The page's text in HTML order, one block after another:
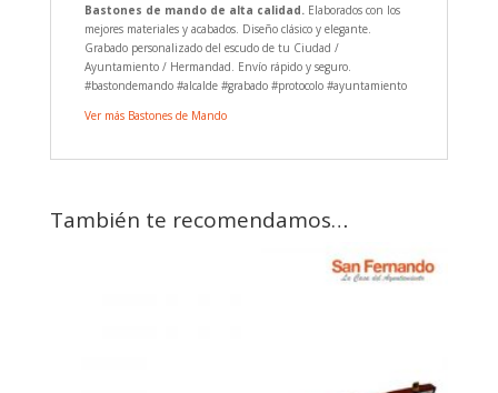
Bastones de mando de alta calidad. Elaborados con los
mejores materiales y acabados. Diseño clásico y elegante.
Grabado personalizado del escudo de tu Ciudad /
Ayuntamiento / Hermandad. Envío rápido y seguro.
#bastondemando #alcalde #grabado #protocolo #ayuntamiento
Ver más Bastones de Mando
También te recomendamos…